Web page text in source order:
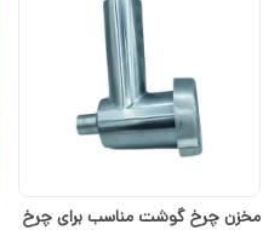
مخزن چرخ گوشت مناسب برای چرخ